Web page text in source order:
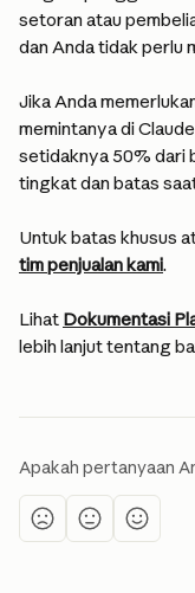
setoran atau
dan Anda tidak perlu
Jika Anda
memintanya di
setidaknya 50% dari
tingkat dan batas
Untuk batas khusus
tim penjualan kami.
Lihat Dokumentasi
lebih lanjut tentang
Apakah pertanyaan